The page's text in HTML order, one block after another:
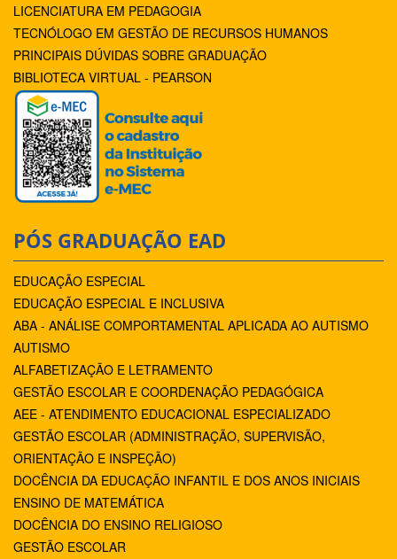
LICENCIATURA EM PEDAGOGIA
TECNÓLOGO EM GESTÃO DE RECURSOS HUMANOS
PRINCIPAIS DÚVIDAS SOBRE GRADUAÇÃO
BIBLIOTECA VIRTUAL - PEARSON
PÓS GRADUAÇÃO EAD
EDUCAÇÃO ESPECIAL
EDUCAÇÃO ESPECIAL E INCLUSIVA
ABA - ANÁLISE COMPORTAMENTAL APLICADA AO AUTISMO
AUTISMO
ALFABETIZAÇÃO E LETRAMENTO
GESTÃO ESCOLAR E COORDENAÇÃO PEDAGÓGICA
AEE - ATENDIMENTO EDUCACIONAL ESPECIALIZADO
GESTÃO ESCOLAR (ADMINISTRAÇÃO, SUPERVISÃO,
ORIENTAÇÃO E INSPEÇÃO)
DOCÊNCIA DA EDUCAÇÃO INFANTIL E DOS ANOS INICIAIS
ENSINO DE MATEMÁTICA
DOCÊNCIA DO ENSINO RELIGIOSO
GESTÃO ESCOLAR